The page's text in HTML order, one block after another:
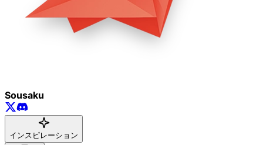
Sousaku
インスピレーション